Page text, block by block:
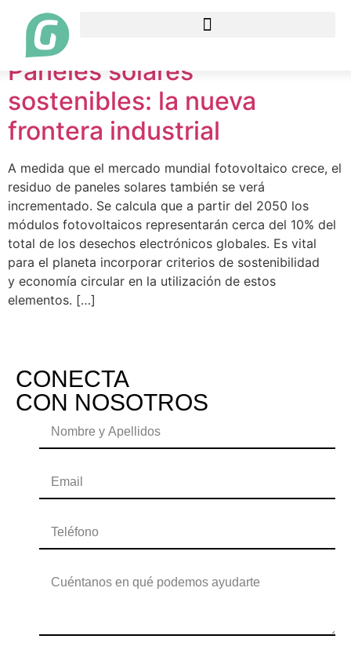
Etiqueta: sostenibles
Paneles solares
sostenibles: la nueva
frontera industrial
A medida que el mercado mundial fotovoltaico crece, el
residuo de paneles solares también se verá
incrementado. Se calcula que a partir del 2050 los
módulos fotovoltaicos representarán cerca del 10% del
total de los desechos electrónicos globales. Es vital
para el planeta incorporar criterios de sostenibilidad
y economía circular en la utilización de estos
elementos. […]
CONECTA
CON NOSOTROS